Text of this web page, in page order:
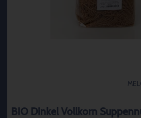
BIO Dinkel Vollkorn